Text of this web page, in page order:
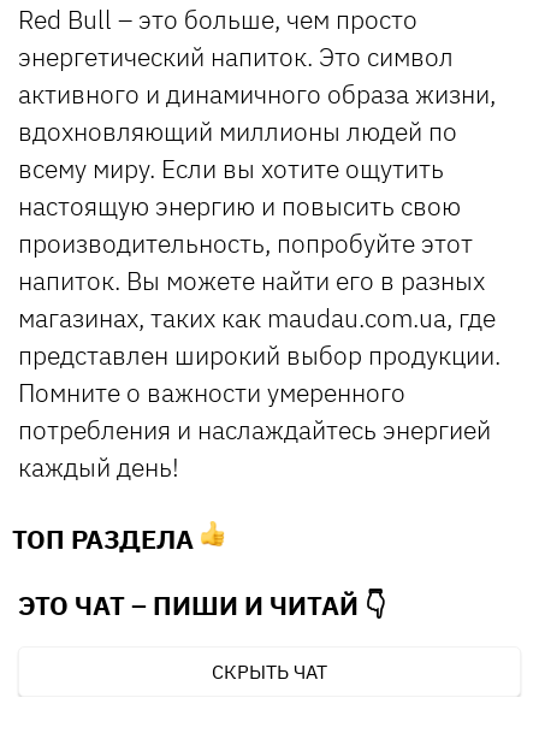
Red Bull – это больше, чем просто
энергетический напиток. Это символ
активного и динамичного образа жизни,
вдохновляющий миллионы людей по
всему миру. Если вы хотите ощутить
настоящую энергию и повысить свою
производительность, попробуйте этот
напиток. Вы можете найти его в разных
магазинах, таких как maudau.com.ua, где
представлен широкий выбор продукции.
Помните о важности умеренного
потребления и наслаждайтесь энергией
каждый день!
ТОП РАЗДЕЛА
ЭТО ЧАТ – ПИШИ И ЧИТАЙ 👇
СКРЫТЬ ЧАТ